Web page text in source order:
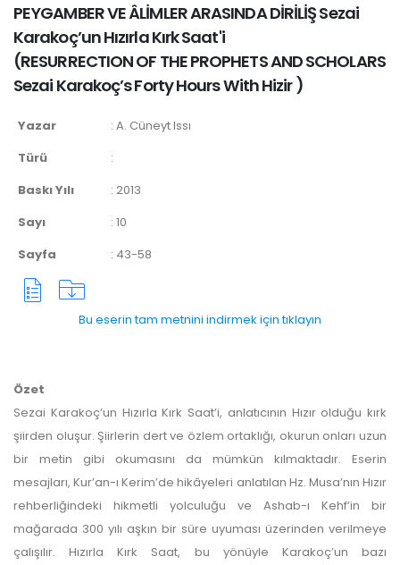
PEYGAMBER VE ÂLİMLER ARASINDA DİRİLİŞ Sezai
Karakoç’un Hızırla Kırk Saat'i
(RESURRECTION OF THE PROPHETS AND SCHOLARS
Sezai Karakoç’s Forty Hours With Hizir)
Yazar : A. Cüneyt Issı
Türü
:
Baskı Yılı
: 2013
Sayı
: 10
Sayfa
: 43-58
Bu eserin tam metnini indirmek için tıklayın
Özet
Sezai Karakoç’un Hızırla Kırk Saat’i, anlatıcının Hızır olduğu kırk
şiirden oluşur. Şiirlerin dert ve özlem ortaklığı, okurun onları uzun
bir metin gibi okumasını da mümkün kılmaktadır. Eserin
mesajları, Kur’an-ı Kerim’de hikâyeleri anlatılan Hz. Musa’nın Hızır
rehberliğindeki hikmetli yolculuğu ve Ashab-ı Kehf’in bir
mağarada 300 yılı aşkın bir süre uyuması üzerinden verilmeye
çalışılır. Hızırla Kırk Saat, bu yönüyle Karakoç’un bazı